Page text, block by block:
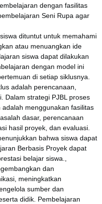
dengan fasilitas
Seni Rupa agar
dituntut untuk memahami
atau menuangkan ide
siswa dapat dilakukan
dengan model ini
di setiap siklusnya.
adalah perencanaan,
Dalam strategi PJBL proses
menggunakan fasilitas
dasar, perencanaan
hasil proyek, dan evaluasi.
bahwa siswa dapat
Berbasis Proyek dapat
belajar siswa.,
dan
meningkatkan
sumber dan
didik. Pembelajaran